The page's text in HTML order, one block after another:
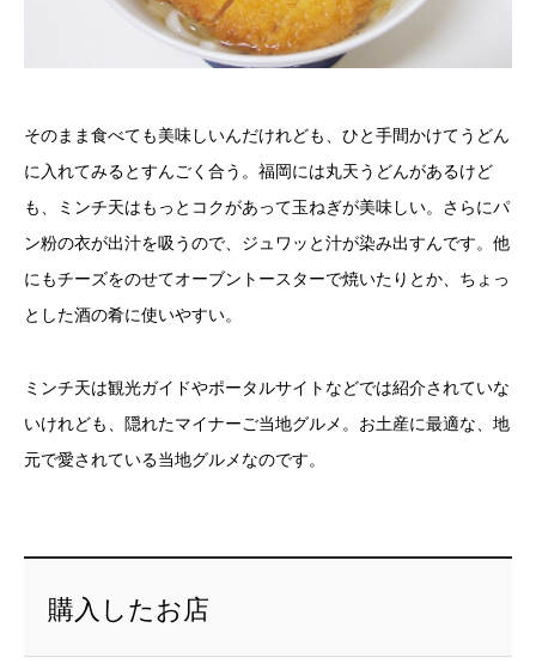
そのまま食べても美味しいんだけれども、ひと手間かけてうどん
に入れてみるとすんごく合う。福岡には丸天うどんがあるけど
も、ミンチ天はもっとコクがあって玉ねぎが美味しい。さらにパ
ン粉の衣が出汁を吸うので、ジュワッと汁が染み出すんです。他
にもチーズをのせてオーブントースターで焼いたりとか、ちょっ
とした酒の肴に使いやすい。
ミンチ天は観光ガイドやポータルサイトなどでは紹介されていな
いけれども、隠れたマイナーご当地グルメ。お土産に最適な、地
元で愛されている当地グルメなのです。
購入したお店